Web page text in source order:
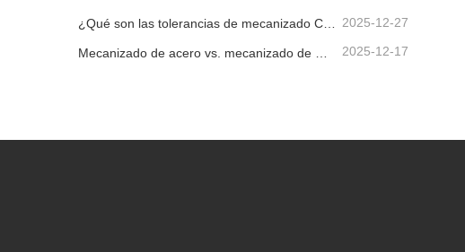
¿Qué son las tolerancias de mecanizado CNC y por qué son importantes? 2025-12-27
2025-12-17